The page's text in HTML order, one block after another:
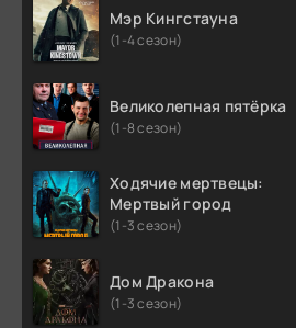
Мэр Кингстауна
(1-4 сезон)
Великолепная пятёрка
(1-8 сезон)
Ходячие мертвецы:
Мертвый город
(1-3 сезон)
Дом Дракона
(1-3 сезон)